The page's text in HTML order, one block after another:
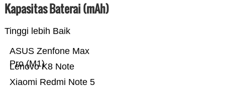
Kapasitas Baterai (mAh)
Tinggi lebih Baik
Xiaomi Redmi Note 5
Lenovo K8 Note
ASUS Zenfone Max
Pro (M1)